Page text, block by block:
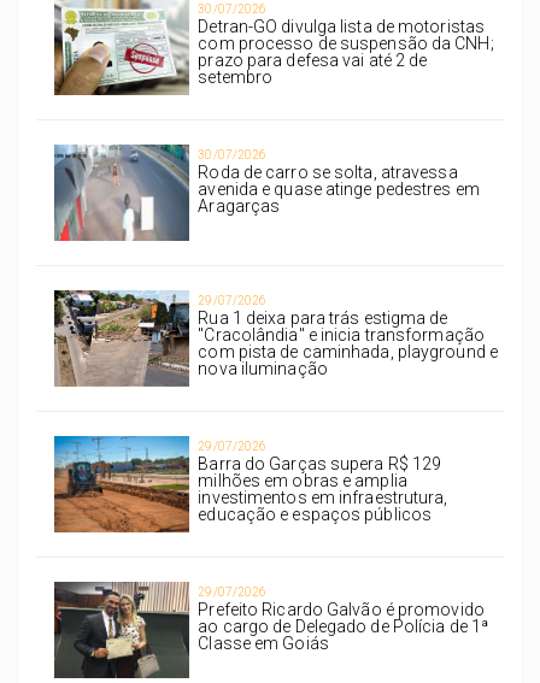
30/07/2026
Detran-GO divulga lista de motoristas
com processo de suspensão da CNH;
prazo para defesa vai até 2 de
setembro
30/07/2026
Roda de carro se solta, atravessa
avenida e quase atinge pedestres em
Aragarças
29/07/2026
Rua 1 deixa para trás estigma de
"Cracolândia" e inicia transformação
com pista de caminhada, playground e
nova iluminação
29/07/2026
Barra do Garças supera R$ 129
milhões em obras e amplia
investimentos em infraestrutura,
educação e espaços públicos
29/07/2026
Prefeito Ricardo Galvão é promovido
ao cargo de Delegado de Polícia de 1ª
Classe em Goiás